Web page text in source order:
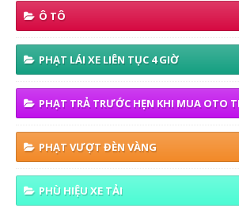
Ô TÔ
PHẠT LÁI XE LIÊN TỤC 4 GIỜ
PHẠT TRẢ TRƯỚC HẸN KHI MUA OTO
PHẠT VƯỢT ĐÈN VÀNG
PHÙ HIỆU XE TẢI